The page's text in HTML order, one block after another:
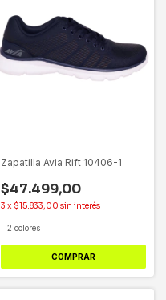
Zapatilla Avia Rift 10406-1
$47.499,00
3 x $15.833,00 sin interés
2 colores
COMPRAR